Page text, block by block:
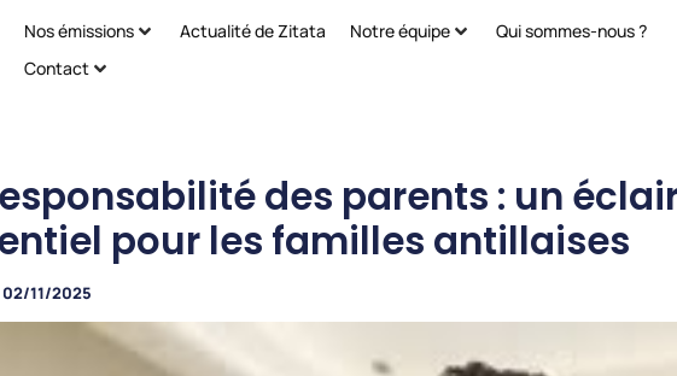
Nos émissions Actualité de Zitata Notre équipe
Qui sommes-nous ?
Contact
des parents : un
pour les familles antillaises
02/11/2025